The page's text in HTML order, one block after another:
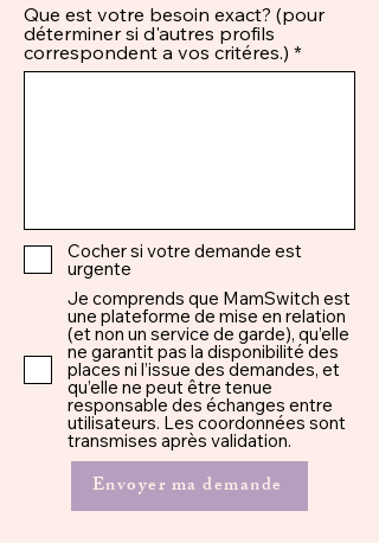
Que est votre besoin exact? (pour
déterminer si d'autres profils
correspondent a vos critéres.)
Cocher si votre demande est
urgente
Je comprends que MamSwitch est
une plateforme de mise en relation
(et non un service de garde), qu’elle
ne garantit pas la disponibilité des
places ni l’issue des demandes, et
qu’elle ne peut être tenue
responsable des échanges entre
utilisateurs. Les coordonnées sont
transmises après validation.
Envoyer ma demande